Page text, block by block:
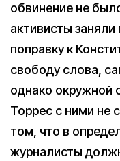
обвинение не
активисты
поправку к
свободу слова,
однако окружной
Торрес с ними не
том, что в
журналисты